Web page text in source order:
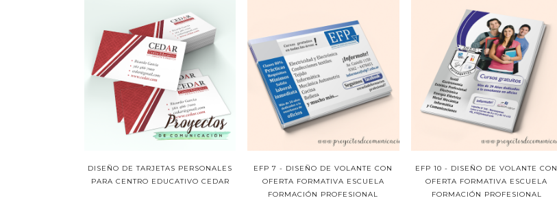
DISEÑO DE TARJETAS PERSONALES
PARA CENTRO EDUCATIVO CEDAR
EFP 7 - DISEÑO DE VOLANTE CON
OFERTA FORMATIVA ESCUELA
FORMACIÓN PROFESIONAL
EFP 10 - DISEÑO DE VOLANTE CON
OFERTA FORMATIVA ESCUELA
FORMACIÓN PROFESIONAL